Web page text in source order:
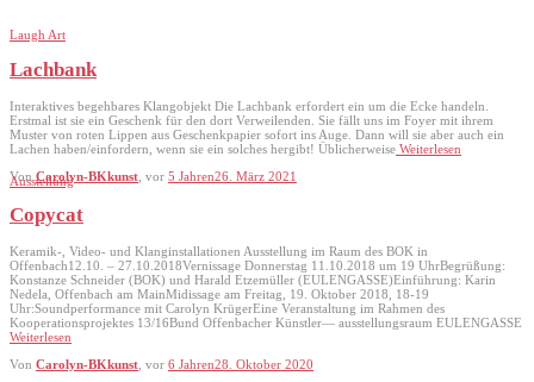
Laugh Art
Lachbank
Interaktives begehbares Klangobjekt Die Lachbank erfordert ein um die Ecke handeln.
Erstmal ist sie ein Geschenk für den dort Verweilenden. Sie fällt uns im Foyer mit ihrem
Muster von roten Lippen aus Geschenkpapier sofort ins Auge. Dann will sie aber auch ein
Lachen haben/einfordern, wenn sie ein solches hergibt! Üblicherweise Weiterlesen
Von Carolyn-BKkunst , vor 5 Jahren26. März 2021
Ausstellung
Copycat
Keramik-, Video- und Klanginstallationen Ausstellung im Raum des BOK in
Offenbach12.10. – 27.10.2018Vernissage Donnerstag 11.10.2018 um 19 UhrBegrüßung:
Konstanze Schneider (BOK) und Harald Etzemüller (EULENGASSE)Einführung: Karin
Nedela, Offenbach am MainMidissage am Freitag, 19. Oktober 2018, 18-19
Uhr:Soundperformance mit Carolyn KrügerEine Veranstaltung im Rahmen des
Kooperationsprojektes 13/16Bund Offenbacher Künstler— ausstellungsraum EULENGASSE
Weiterlesen
Von Carolyn-BKkunst , vor 6 Jahren28. Oktober 2020